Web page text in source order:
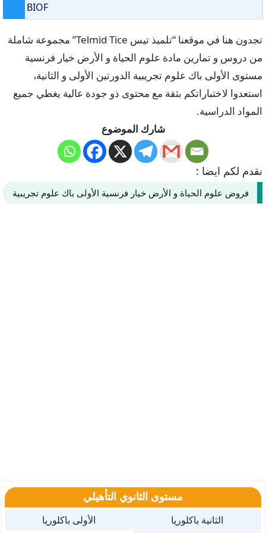
BIOF
تجدون هنا في موقعنا “تلميذ تيس Telmid Tice” مجموعة شاملة
من دروس و تمارين مادة علوم الحياة و الأرض خيار فرنسية
مستوى الأولى باك علوم تجريبية الدورتين الأولى و الثانية،
استعدوا لاختباراتكم بثقة مع محتوى ذو جودة عالية يغطي جميع
المواد الدراسية.
شارك الموضوع
نقدم لكم ايضا :
فروض علوم الحياة و الأرض خيار فرنسية الأولى باك علوم تجريبية
مستوى الثانوي التأهيلي
الثانية باكلوريا
الأولى باكلوريا